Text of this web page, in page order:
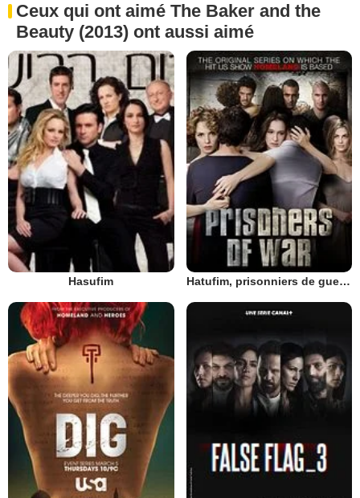
Ceux qui ont aimé The Baker and the
Beauty (2013) ont aussi aimé
Hasufim Hatufim, prisonniers de guerre